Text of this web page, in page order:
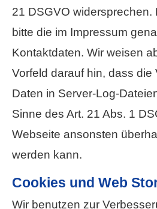
21 DSGVO widersprechen.
bitte die im Impressum
Kontaktdaten. Wir weisen
Vorfeld darauf hin, dass die
Daten in Server-Log-
Sinne des Art. 21 Abs. 1
Webseite ansonsten
werden kann.
Cookies und Web
Wir benutzen zur